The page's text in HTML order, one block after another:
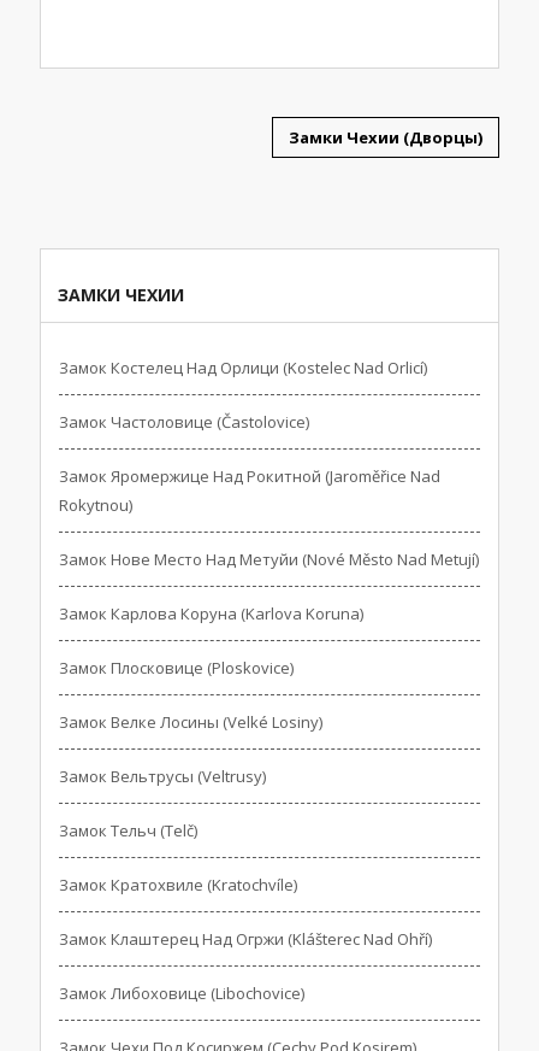
Замки Чехии (Дворцы)
ЗАМКИ ЧЕХИИ
Замок Костелец Над Орлици (Kostelec Nad Orlicí)
Замок Частоловице (Častolovice)
Замок Яромержице Над Рокитной (Jaroměřice Nad
Rokytnou)
Замок Нове Место Над Метуйи (Nové Město Nad Metují)
Замок Карлова Коруна (Karlova Koruna)
Замок Плосковице (Ploskovice)
Замок Велке Лосины (Velké Losiny)
Замок Вельтрусы (Veltrusy)
Замок Тельч (Telč)
Замок Кратохвиле (Kratochvíle)
Замок Клаштерец Над Огржи (Klášterec Nad Ohří)
Замок Либоховице (Libochovice)